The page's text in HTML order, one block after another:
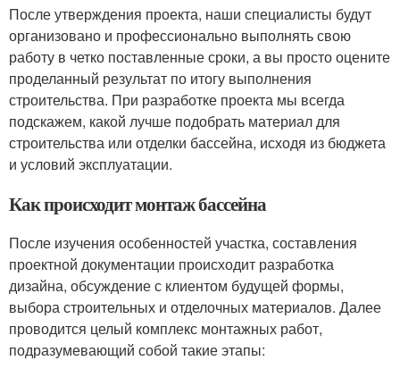
После утверждения проекта, наши специалисты будут
организовано и профессионально выполнять свою
работу в четко поставленные сроки, а вы просто оцените
проделанный результат по итогу выполнения
строительства. При разработке проекта мы всегда
подскажем, какой лучше подобрать материал для
строительства или отделки бассейна, исходя из бюджета
и условий эксплуатации.
Как происходит монтаж бассейна
После изучения особенностей участка, составления
проектной документации происходит разработка
дизайна, обсуждение с клиентом будущей формы,
выбора строительных и отделочных материалов. Далее
проводится целый комплекс монтажных работ,
подразумевающий собой такие этапы: